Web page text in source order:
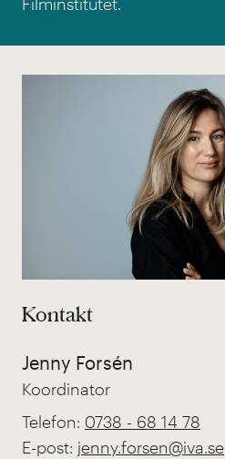
Kontakt
Jenny Forsén
Koordinator
Telefon: 0738 - 68 14 78
E-post: jenny.forsen@iva.se